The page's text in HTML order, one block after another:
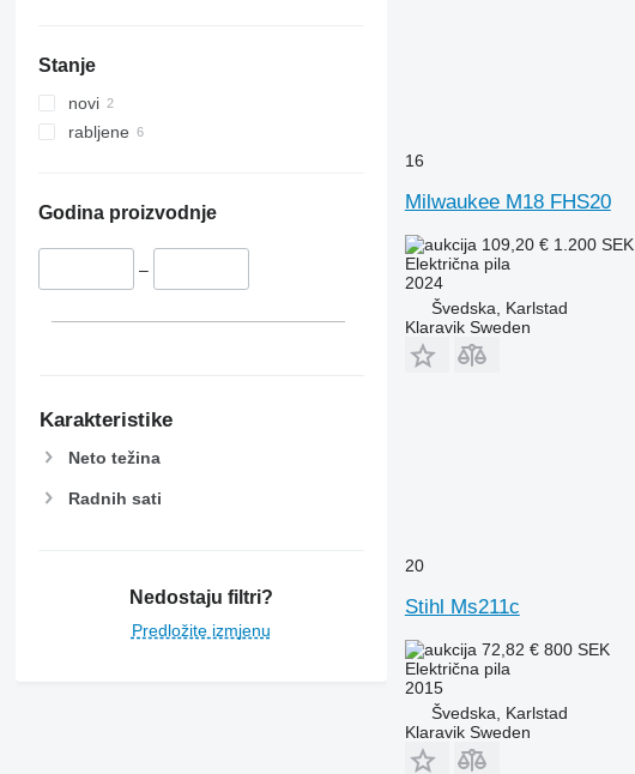
Stanje
novi
rabljene
Godina proizvodnje
–
Karakteristike
Neto težina
Radnih sati
Nedostaju filtri?
Predložite izmjenu
16
Milwaukee M18 FHS20
109,20 € 1.200 SEK
Električna pila
2024
Švedska, Karlstad
Klaravik Sweden
20
Stihl Ms211c
72,82 € 800 SEK
Električna pila
2015
Švedska, Karlstad
Klaravik Sweden